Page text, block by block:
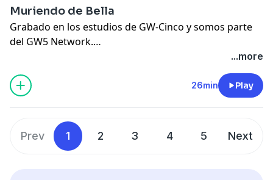
Instagram
https://instagram.com/dreuxilladivine ...​
Tienda Virtual
Tik Tok
https://vm.tiktok.com/ZMJE93kQP/
Muriendo de Bella
Grabado en los estudios de GW-Cinco y somos parte
del GW5 Network.
https://www.facebook.com/MissDreuxill...​
You Tube
Instagram
https://instagram.com/dreuxilladivine
...more
26min Play
Prev 1 2 3 4 5 Next